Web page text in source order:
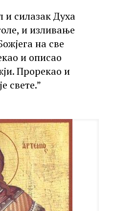
и силазак Духа
и изливање
на све
и описао
Прорекао и
свете.”